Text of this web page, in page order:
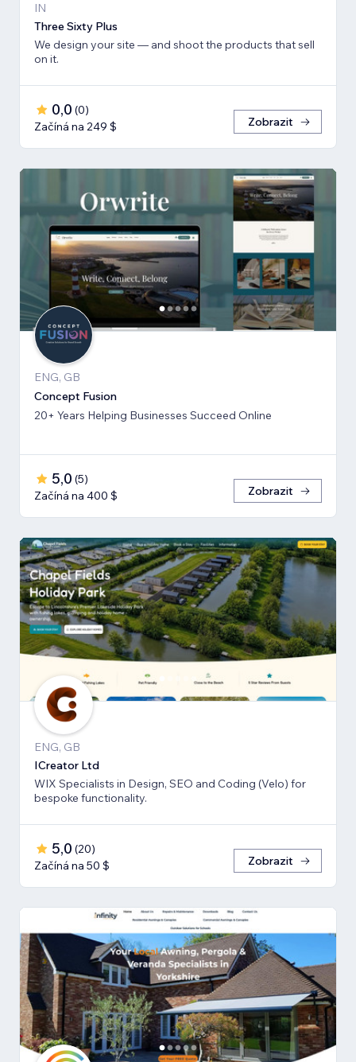
IN
Three Sixty Plus
We design your site — and shoot the products that sell
on it.
0,0 (0)
Začíná na 249 $
Zobrazit
ENG, GB
Concept Fusion
20+ Years Helping Businesses Succeed Online
5,0 (5)
Začíná na 400 $
Zobrazit
ENG, GB
ICreator Ltd
WIX Specialists in Design, SEO and Coding (Velo) for
bespoke functionality.
5,0 (20)
Začíná na 50 $
Zobrazit